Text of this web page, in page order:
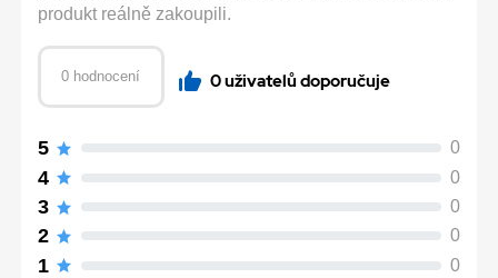
produkt reálně zakoupili.
0 hodnocení 0 uživatelů doporučuje
5 0
4 0
3 0
2 0
1 0